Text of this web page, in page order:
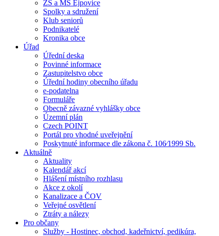
ZŠ a MŠ Ejpovice
Spolky a sdružení
Klub seniorů
Podnikatelé
Kronika obce
Úřad
Úřední deska
Povinné informace
Zastupitelstvo obce
Úřední hodiny obecního úřadu
e-podatelna
Formuláře
Obecně závazné vyhlášky obce
Územní plán
Czech POINT
Portál pro vhodné uveřejnění
Poskytnuté informace dle zákona č. 106⁄1999 Sb.
Aktuálně
Aktuality
Kalendář akcí
Hlášení místního rozhlasu
Akce z okolí
Kanalizace a ČOV
Veřejné osvětlení
Ztráty a nálezy
Pro občany
Služby - Hostinec, obchod, kadeřnictví, pedikúra,